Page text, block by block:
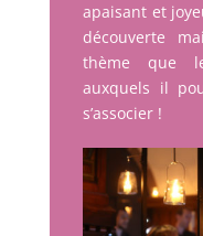
apaisant et
découverte
thème que
auxquels il
s’associer !